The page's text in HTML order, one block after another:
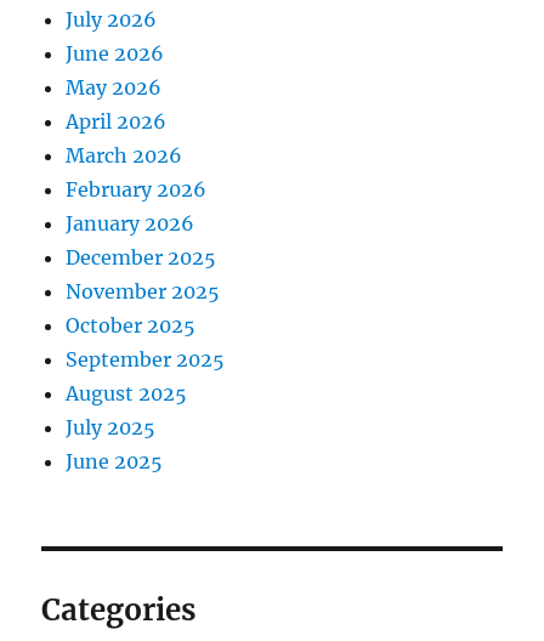
July 2026
June 2026
May 2026
April 2026
March 2026
February 2026
January 2026
December 2025
November 2025
October 2025
September 2025
August 2025
July 2025
June 2025
Categories